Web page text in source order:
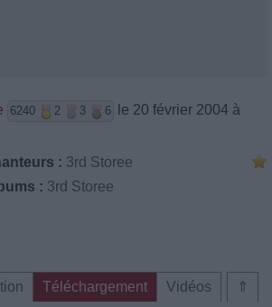
6240 2 3 6
le 20 février 2004 à
: 3rd Storee
: 3rd Storee
⇑
Téléchargement
Vidéos